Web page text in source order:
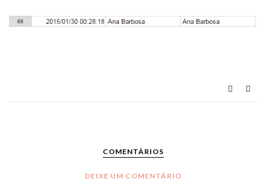
COMENTÁRIOS
DEIXE UM COMENTÁRIO